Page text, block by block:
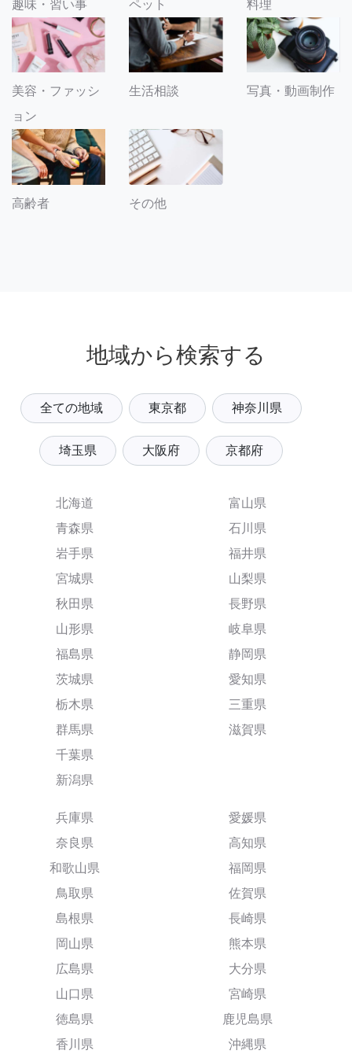
趣味・習い事 ペット 料理
美容・ファッシ
ョン
生活相談 写真・動画制作
高齢者 その他
地域から検索する
全ての地域 東京都 神奈川県
埼玉県 大阪府 京都府
北海道
青森県
岩手県
宮城県
秋田県
山形県
福島県
茨城県
栃木県
群馬県
千葉県
新潟県
富山県
石川県
福井県
山梨県
長野県
岐阜県
静岡県
愛知県
三重県
滋賀県
兵庫県
奈良県
和歌山県
鳥取県
島根県
岡山県
広島県
山口県
徳島県
香川県
愛媛県
高知県
福岡県
佐賀県
長崎県
熊本県
大分県
宮崎県
鹿児島県
沖縄県